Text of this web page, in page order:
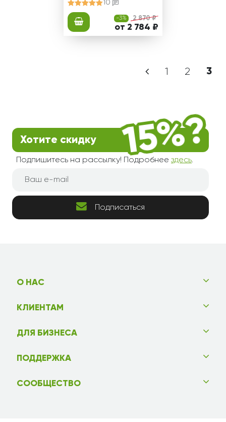
10
-3% 2 870 ₽
от 2 784 ₽
1 2 3
Хотите скидку
Подпишитесь на рассылку! Подробнее здесь.
Подписаться
О НАС
КЛИЕНТАМ
ДЛЯ БИЗНЕСА
ПОДДЕРЖКА
СООБЩЕСТВО